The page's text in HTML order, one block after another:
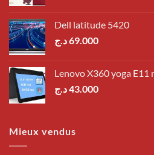
Dell latitude 5420
69.000د.ج
Lenovo X360 yoga E11
43.000د.ج
Mieux vendus